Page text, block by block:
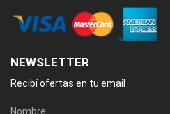
NEWSLETTER
Recibí ofertas en tu email